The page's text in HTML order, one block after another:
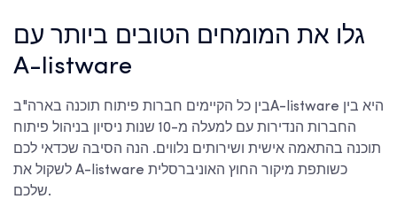
גלו את המומחים הטובים ביותר עם
A-listware
בין כל הקיימים חברות פיתוח תוכנה בארה"ב
A-listware היא בין
החברות הנדירות עם למעלה מ-10 שנות ניסיון בניהול פיתוח
תוכנה בהתאמה אישית ושירותים נלווים. הנה הסיבה שכדאי לכם
לשקול את A-listware כשותפת מיקור החוץ האוניברסלית
שלכם.